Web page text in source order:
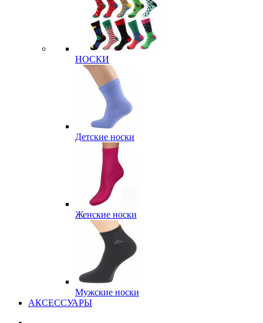
НОСКИ
Детские носки
Женские носки
Мужские носки
АКСЕССУАРЫ